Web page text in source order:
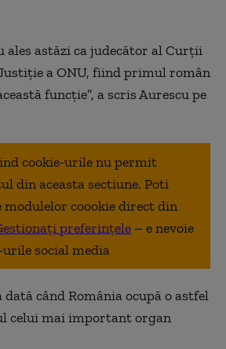
ales astăzi ca judecător al Curții
a ONU, fiind primul român
funcție”, a scris Aurescu pe
cookie-urile nu permit
din aceasta sectiune. Poti
coookie direct din
preferințele – e nevoie
urile social media
când România ocupă o astfel
celui mai important organ